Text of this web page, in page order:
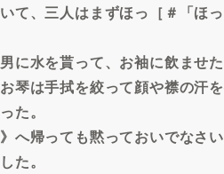
て、三人はまずほっ［＃「ほ
に水を貰って、お袖に飲ませ
琴は手拭を絞って顔や襟の汗
た。
》へ帰っても黙っておいでなさ
た。